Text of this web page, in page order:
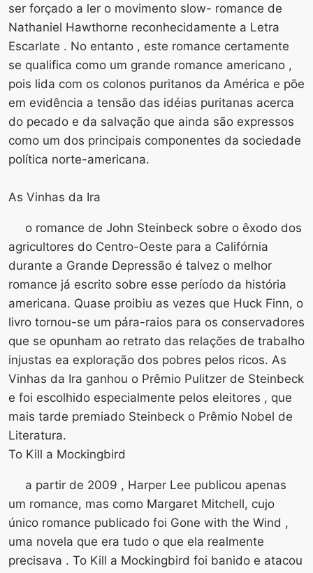
ser forçado a ler o movimento slow- romance de
Nathaniel Hawthorne reconhecidamente a Letra
Escarlate . No entanto , este romance certamente
se qualifica como um grande romance americano ,
pois lida com os colonos puritanos da América e põe
em evidência a tensão das idéias puritanas acerca
do pecado e da salvação que ainda são expressos
como um dos principais componentes da sociedade
política norte-americana.
As Vinhas da Ira
o romance de John Steinbeck sobre o êxodo dos
agricultores do Centro-Oeste para a Califórnia
durante a Grande Depressão é talvez o melhor
romance já escrito sobre esse período da história
americana. Quase proibiu as vezes que Huck Finn, o
livro tornou-se um pára-raios para os conservadores
que se opunham ao retrato das relações de trabalho
injustas ea exploração dos pobres pelos ricos. As
Vinhas da Ira ganhou o Prêmio Pulitzer de Steinbeck
e foi escolhido especialmente pelos eleitores , que
mais tarde premiado Steinbeck o Prêmio Nobel de
Literatura.
To Kill a Mockingbird
a partir de 2009 , Harper Lee publicou apenas
um romance, mas como Margaret Mitchell, cujo
único romance publicado foi Gone with the Wind ,
uma novela que era tudo o que ela realmente
precisava . To Kill a Mockingbird foi banido e atacou